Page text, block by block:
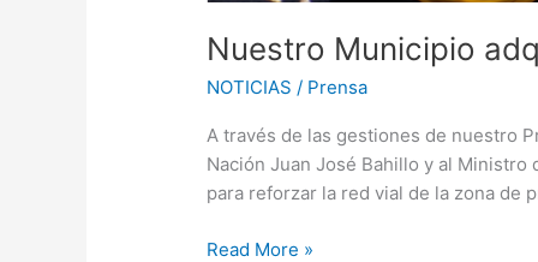
Nuestro Municipio
NOTICIAS / Prensa
A través de las gestiones de nuestro
Nación Juan José Bahillo y al
para reforzar la red vial de la zona de
Read More »